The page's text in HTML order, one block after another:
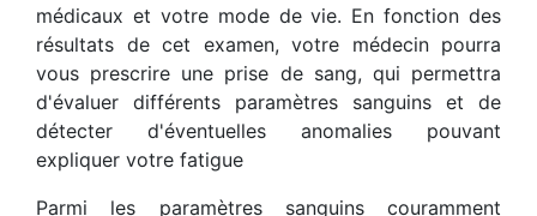
médicaux et votre mode de vie. En fonction des
résultats de cet examen, votre médecin pourra
vous prescrire une prise de sang, qui permettra
d'évaluer différents paramètres sanguins et de
détecter d'éventuelles anomalies pouvant
expliquer votre fatigue
Parmi les paramètres sanguins couramment